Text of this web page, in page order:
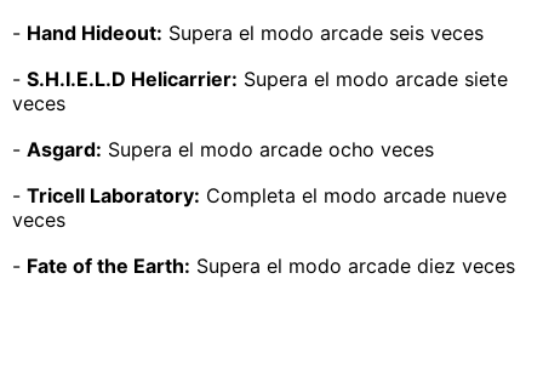
- Hand Hideout: Supera el modo arcade seis veces
- S.H.I.E.L.D Helicarrier: Supera el modo arcade siete
veces
- Asgard: Supera el modo arcade ocho veces
- Tricell Laboratory: Completa el modo arcade nueve
veces
- Fate of the Earth: Supera el modo arcade diez veces